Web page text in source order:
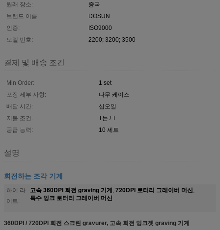
원래 장소:
중국
브랜드 이름:
DOSUN
인증:
ISO9000
모델 번호:
2200; 3200; 3500
결제 및 배송 조건
Min Order:
1 set
포장 세부 사항:
나무 케이스
배달 시간:
십오일
지불 조건:
T는 / T
공급 능력:
10 세트
설명
회전하는 조각 기계
하이 라
이트:
고속 360DPI 회전 graving 기계, 720DPI 로터리 그레이버 머신,
특수 잉크 로터리 그레이버 머신
360DPI / 720DPI 회전 스크린 gravurer, 고속 회전 잉크젯 graving 기계